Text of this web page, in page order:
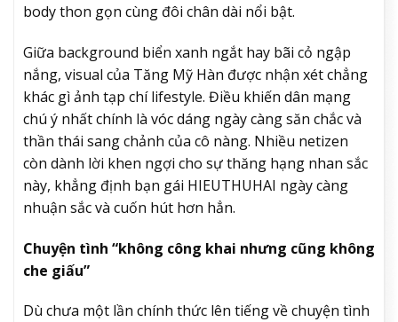
body thon gọn cùng đôi chân dài nổi bật.
Giữa background biển xanh ngắt hay bãi cỏ ngập
nắng, visual của Tăng Mỹ Hàn được nhận xét chẳng
khác gì ảnh tạp chí lifestyle. Điều khiến dân mạng
chú ý nhất chính là vóc dáng ngày càng săn chắc và
thần thái sang chảnh của cô nàng. Nhiều netizen
còn dành lời khen ngợi cho sự thăng hạng nhan sắc
này, khẳng định bạn gái HIEUTHUHAI ngày càng
nhuận sắc và cuốn hút hơn hẳn.
Chuyện tình “không công khai nhưng cũng không
che giấu”
Dù chưa một lần chính thức lên tiếng về chuyện tình